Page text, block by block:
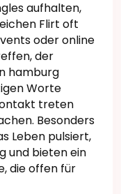
aufhalten,
Flirt oft
oder online
der
hamburg
Worte
treten
Besonders
Leben pulsiert,
und bieten ein
die offen für